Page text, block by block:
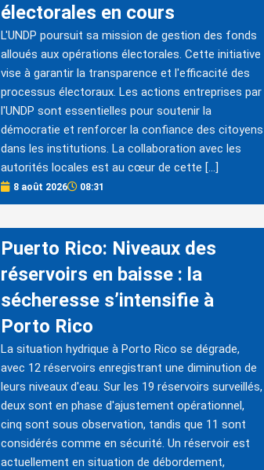
électorales en cours
L'UNDP poursuit sa mission de gestion des fonds
alloués aux opérations électorales. Cette initiative
vise à garantir la transparence et l'efficacité des
processus électoraux. Les actions entreprises par
l'UNDP sont essentielles pour soutenir la
démocratie et renforcer la confiance des citoyens
dans les institutions. La collaboration avec les
autorités locales est au cœur de cette […]
8 août 2026 08:31
Puerto Rico: Niveaux des
réservoirs en baisse : la
sécheresse s’intensifie à
Porto Rico
La situation hydrique à Porto Rico se dégrade,
avec 12 réservoirs enregistrant une diminution de
leurs niveaux d'eau. Sur les 19 réservoirs surveillés,
deux sont en phase d'ajustement opérationnel,
cinq sont sous observation, tandis que 11 sont
considérés comme en sécurité. Un réservoir est
actuellement en situation de débordement,